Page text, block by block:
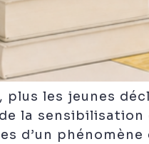
plus les jeunes
la sensibilisation
d’un